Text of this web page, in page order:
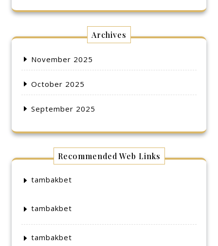
Archives
November 2025
October 2025
September 2025
Recommended Web Links
tambakbet
tambakbet
tambakbet